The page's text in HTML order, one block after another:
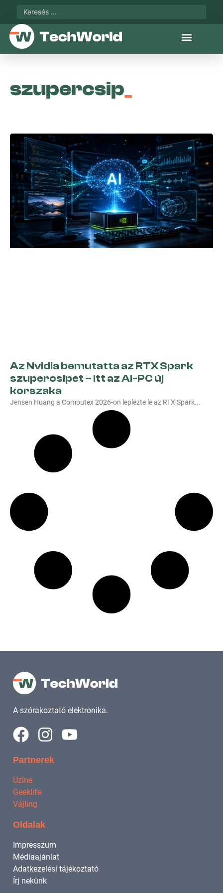
szupercsip
Az Nvidia bemutatta az RTX Spark
szupercsipet – itt az AI-PC új
korszaka
Jensen Huang a Computex 2026-on leplezte le az RTX Spark
A szórakoztató elektronika.
Partnerek
Uzine
Geeklife
Vájling
Oldalak
Impresszum
Médiaajánlat
Adatkezelési tájékoztató
Írj nekünk